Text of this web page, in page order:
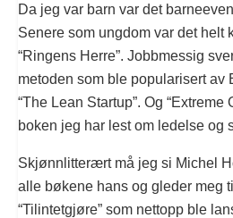
Da jeg var barn var det
Senere som ungdom var det helt
“Ringens Herre”. Jobbmessig
metoden som ble popularisert av
“The Lean Startup”. Og
boken jeg har lest om ledelse og
Skjønnlitterært må jeg si Michel
alle bøkene hans og gleder meg
“Tilintetgjøre” som nettopp ble